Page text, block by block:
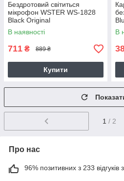
Бездротовий світиться
мікрофон WSTER WS-1828
Black Original
В наявності
711 ₴ 889 ₴
Купити
В
1 / 2
Про нас
96% позитивних з 233 відгуків